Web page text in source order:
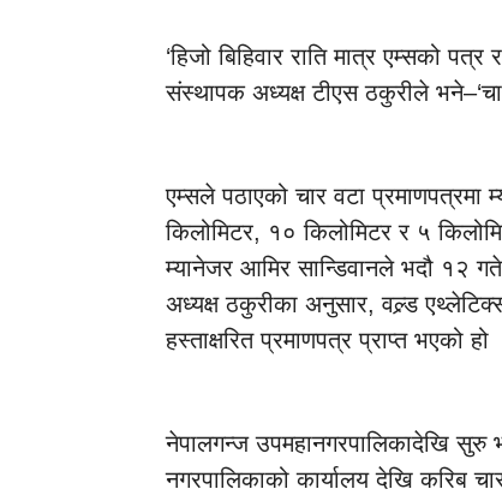
‘हिजो बिहिवार राति मात्र एम्सको
संस्थापक अध्यक्ष टीएस ठकुरीले
एम्सले पठाएको चार वटा
किलोमिटर, १० किलोमिटर र ५
म्यानेजर आमिर सान्डिवानले भदौ १२
अध्यक्ष ठकुरीका अनुसार, वल्र्ड
हस्ताक्षरित प्रमाणपत्र प्राप्त भएको हो
नेपालगन्ज उपमहानगरपालिकादेखि सुरु
नगरपालिकाको कार्यालय देखि करिब